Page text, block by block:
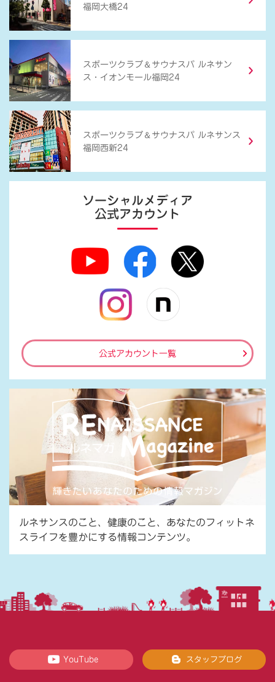
福岡大橋24
スポーツクラブ ＆ サウナスパ ルネサン
ス・イオンモール福岡24
スポーツクラブ ＆ サウナスパ ルネサンス
福岡西新24
ソーシャルメディア
公式アカウント
公式アカウント一覧
ルネサンスのこと、健康のこと、あなたのフィットネ
スライフを豊かにする情報コンテンツ。
YouTube スタッフブログ